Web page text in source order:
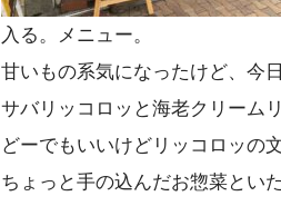
入る。メニュー。
甘いもの系気になったけど、今
サバリッコロッと海老クリーム
どーでもいいけどリッコロッの
ちょっと手の込んだお惣菜とい